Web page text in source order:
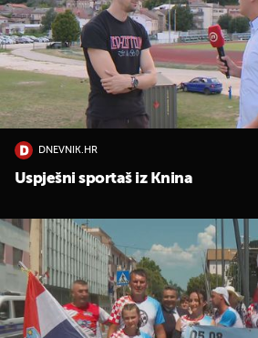
DNEVNIK.HR
Uspješni sportaš iz Knina